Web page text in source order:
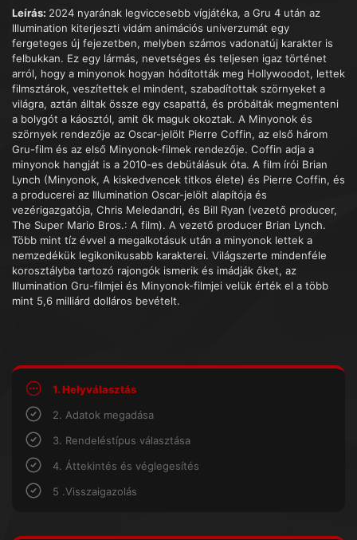
Leírás: 2024 nyarának legviccesebb vígjátéka, a Gru 4 után az
Illumination kiterjeszti vidám animációs univerzumát egy
fergeteges új fejezetben, melyben számos vadonatúj karakter is
felbukkan. Ez egy lármás, nevetséges és teljesen igaz történet
arról, hogy a minyonok hogyan hódították meg Hollywoodot, lettek
filmsztárok, veszítettek el mindent, szabadítottak szörnyeket a
világra, aztán álltak össze egy csapattá, és próbálták megmenteni
a bolygót a káosztól, amit ők maguk okoztak. A Minyonok és
szörnyek rendezője az Oscar-jelölt Pierre Coffin, az első három
Gru-film és az első Minyonok-filmek rendezője. Coffin adja a
minyonok hangját is a 2010-es debütálásuk óta. A film írói Brian
Lynch (Minyonok, A kiskedvencek titkos élete) és Pierre Coffin, és
a producerei az Illumination Oscar-jelölt alapítója és
vezérigazgatója, Chris Meledandri, és Bill Ryan (vezető producer,
The Super Mario Bros.: A film). A vezető producer Brian Lynch.
Több mint tíz évvel a megalkotásuk után a minyonok lettek a
nemzedékük legikonikusabb karakterei. Világszerte mindenféle
korosztályba tartozó rajongók ismerik és imádják őket, az
Illumination Gru-filmjei és Minyonok-filmjei velük érték el a több
mint 5,6 milliárd dolláros bevételt.
1. Helyválasztás
2. Adatok megadása
3. Rendeléstípus választása
4. Áttekintés és véglegesítés
5 .Visszaigazolás